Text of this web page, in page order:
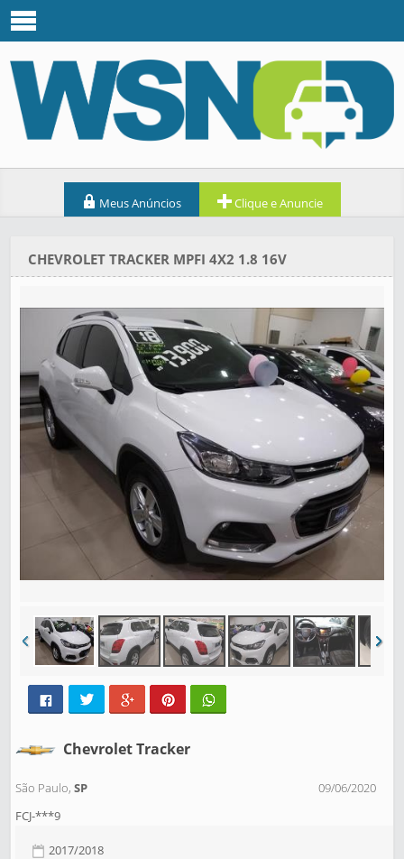
Meus Anúncios Clique e Anuncie
CHEVROLET TRACKER MPFI 4X2 1.8 16V
Chevrolet Tracker
São Paulo,SP
09/06/2020
FCJ-***9
2017/2018